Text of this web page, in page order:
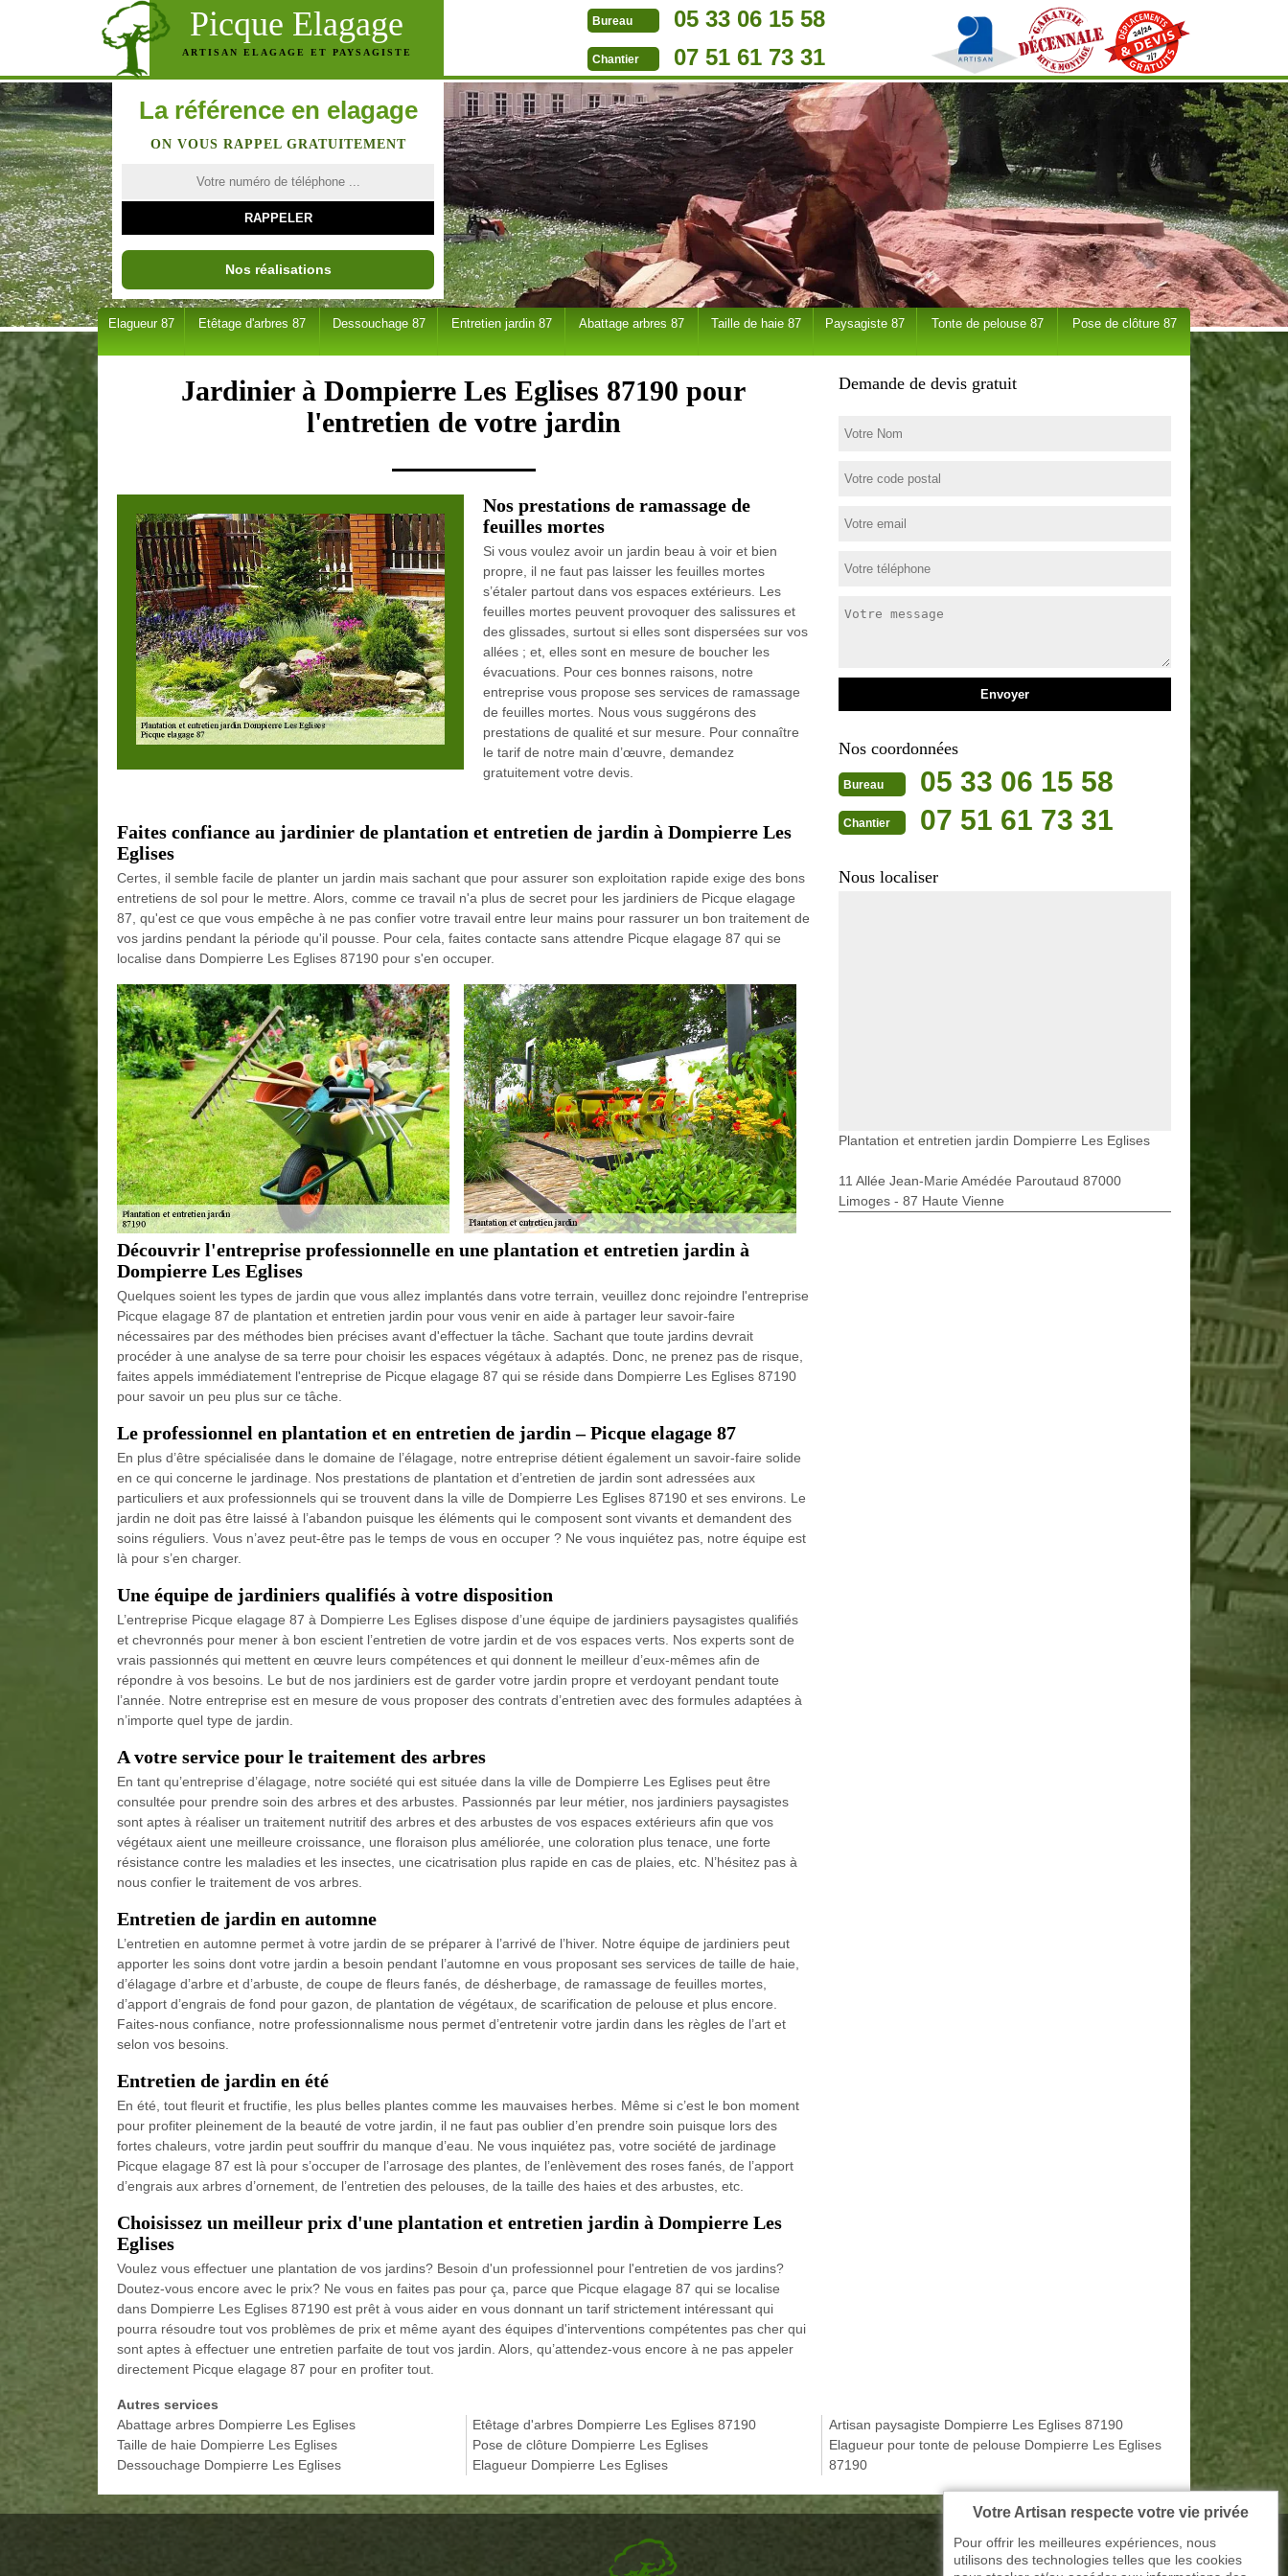
Picque Elagage
ARTISAN ELAGAGE ET PAYSAGISTE
Bureau 05 33 06 15 58
Chantier 07 51 61 73 31
La référence en elagage
ON VOUS RAPPEL GRATUITEMENT
Nos réalisations
Elagueur 87 Etêtage d'arbres 87 Dessouchage 87 Entretien jardin 87 Abattage arbres 87 Taille de haie 87 Paysagiste 87 Tonte de pelouse 87 Pose de clôture 87
Jardinier à Dompierre Les Eglises 87190 pour
l'entretien de votre jardin
Nos prestations de ramassage de
feuilles mortes
Si vous voulez avoir un jardin beau à voir et bien
propre, il ne faut pas laisser les feuilles mortes
s’étaler partout dans vos espaces extérieurs. Les
feuilles mortes peuvent provoquer des salissures et
des glissades, surtout si elles sont dispersées sur vos
allées ; et, elles sont en mesure de boucher les
évacuations. Pour ces bonnes raisons, notre
entreprise vous propose ses services de ramassage
de feuilles mortes. Nous vous suggérons des
prestations de qualité et sur mesure. Pour connaître
le tarif de notre main d’œuvre, demandez
gratuitement votre devis.
Faites confiance au jardinier de plantation et entretien de jardin à Dompierre Les
Eglises
Certes, il semble facile de planter un jardin mais sachant que pour assurer son exploitation rapide exige des bons
entretiens de sol pour le mettre. Alors, comme ce travail n'a plus de secret pour les jardiniers de Picque elagage
87, qu'est ce que vous empêche à ne pas confier votre travail entre leur mains pour rassurer un bon traitement de
vos jardins pendant la période qu'il pousse. Pour cela, faites contacte sans attendre Picque elagage 87 qui se
localise dans Dompierre Les Eglises 87190 pour s'en occuper.
Découvrir l'entreprise professionnelle en une plantation et entretien jardin à
Dompierre Les Eglises
Quelques soient les types de jardin que vous allez implantés dans votre terrain, veuillez donc rejoindre l'entreprise
Picque elagage 87 de plantation et entretien jardin pour vous venir en aide à partager leur savoir-faire
nécessaires par des méthodes bien précises avant d'effectuer la tâche. Sachant que toute jardins devrait
procéder à une analyse de sa terre pour choisir les espaces végétaux à adaptés. Donc, ne prenez pas de risque,
faites appels immédiatement l'entreprise de Picque elagage 87 qui se réside dans Dompierre Les Eglises 87190
pour savoir un peu plus sur ce tâche.
Le professionnel en plantation et en entretien de jardin – Picque elagage 87
En plus d’être spécialisée dans le domaine de l’élagage, notre entreprise détient également un savoir-faire solide
en ce qui concerne le jardinage. Nos prestations de plantation et d’entretien de jardin sont adressées aux
particuliers et aux professionnels qui se trouvent dans la ville de Dompierre Les Eglises 87190 et ses environs. Le
jardin ne doit pas être laissé à l’abandon puisque les éléments qui le composent sont vivants et demandent des
soins réguliers. Vous n’avez peut-être pas le temps de vous en occuper ? Ne vous inquiétez pas, notre équipe est
là pour s’en charger.
Une équipe de jardiniers qualifiés à votre disposition
L’entreprise Picque elagage 87 à Dompierre Les Eglises dispose d’une équipe de jardiniers paysagistes qualifiés
et chevronnés pour mener à bon escient l’entretien de votre jardin et de vos espaces verts. Nos experts sont de
vrais passionnés qui mettent en œuvre leurs compétences et qui donnent le meilleur d’eux-mêmes afin de
répondre à vos besoins. Le but de nos jardiniers est de garder votre jardin propre et verdoyant pendant toute
l’année. Notre entreprise est en mesure de vous proposer des contrats d’entretien avec des formules adaptées à
n’importe quel type de jardin.
A votre service pour le traitement des arbres
En tant qu’entreprise d’élagage, notre société qui est située dans la ville de Dompierre Les Eglises peut être
consultée pour prendre soin des arbres et des arbustes. Passionnés par leur métier, nos jardiniers paysagistes
sont aptes à réaliser un traitement nutritif des arbres et des arbustes de vos espaces extérieurs afin que vos
végétaux aient une meilleure croissance, une floraison plus améliorée, une coloration plus tenace, une forte
résistance contre les maladies et les insectes, une cicatrisation plus rapide en cas de plaies, etc. N’hésitez pas à
nous confier le traitement de vos arbres.
Entretien de jardin en automne
L’entretien en automne permet à votre jardin de se préparer à l’arrivé de l’hiver. Notre équipe de jardiniers peut
apporter les soins dont votre jardin a besoin pendant l’automne en vous proposant ses services de taille de haie,
d’élagage d’arbre et d’arbuste, de coupe de fleurs fanés, de désherbage, de ramassage de feuilles mortes,
d’apport d’engrais de fond pour gazon, de plantation de végétaux, de scarification de pelouse et plus encore.
Faites-nous confiance, notre professionnalisme nous permet d’entretenir votre jardin dans les règles de l’art et
selon vos besoins.
Entretien de jardin en été
En été, tout fleurit et fructifie, les plus belles plantes comme les mauvaises herbes. Même si c’est le bon moment
pour profiter pleinement de la beauté de votre jardin, il ne faut pas oublier d’en prendre soin puisque lors des
fortes chaleurs, votre jardin peut souffrir du manque d’eau. Ne vous inquiétez pas, votre société de jardinage
Picque elagage 87 est là pour s’occuper de l’arrosage des plantes, de l’enlèvement des roses fanés, de l’apport
d’engrais aux arbres d’ornement, de l’entretien des pelouses, de la taille des haies et des arbustes, etc.
Choisissez un meilleur prix d'une plantation et entretien jardin à Dompierre Les
Eglises
Voulez vous effectuer une plantation de vos jardins? Besoin d'un professionnel pour l'entretien de vos jardins?
Doutez-vous encore avec le prix? Ne vous en faites pas pour ça, parce que Picque elagage 87 qui se localise
dans Dompierre Les Eglises 87190 est prêt à vous aider en vous donnant un tarif strictement intéressant qui
pourra résoudre tout vos problèmes de prix et même ayant des équipes d'interventions compétentes pas cher qui
sont aptes à effectuer une entretien parfaite de tout vos jardin. Alors, qu’attendez-vous encore à ne pas appeler
directement Picque elagage 87 pour en profiter tout.
Demande de devis gratuit
Nos coordonnées
Bureau 05 33 06 15 58
Chantier 07 51 61 73 31
Nous localiser
Plantation et entretien jardin Dompierre Les Eglises
11 Allée Jean-Marie Amédée Paroutaud 87000
Limoges - 87 Haute Vienne
Autres services
Abattage arbres Dompierre Les Eglises
Taille de haie Dompierre Les Eglises
Dessouchage Dompierre Les Eglises
Etêtage d'arbres Dompierre Les Eglises 87190
Pose de clôture Dompierre Les Eglises
Elagueur Dompierre Les Eglises
Artisan paysagiste Dompierre Les Eglises 87190
Elagueur pour tonte de pelouse Dompierre Les Eglises
87190
Votre Artisan respecte votre vie privée
Pour offrir les meilleures expériences, nous
utilisons des technologies telles que les cookies